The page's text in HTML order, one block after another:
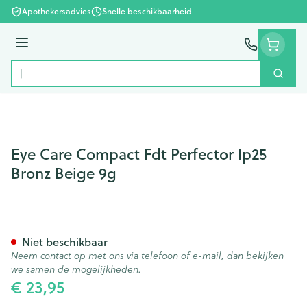
Ga naar de inhoud
Apothekersadvies Snelle beschikbaarheid
Menu
Product, merk, categorie...
Zoek
Eye Care Compact Fdt Perfector Ip25
Bronz Beige 9g
€ 23,95
Niet beschikbaar
Neem contact op met ons via telefoon of e-mail, dan bekijken
we samen de mogelijkheden.